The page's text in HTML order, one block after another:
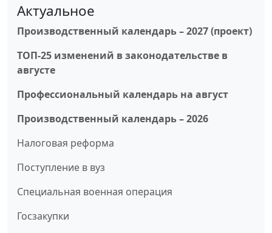
Актуальное
Производственный календарь – 2027 (проект)
ТОП-25 изменений в законодательстве в
августе
Профессиональный календарь на август
Производственный календарь – 2026
Налоговая реформа
Поступление в вуз
Специальная военная операция
Госзакупки